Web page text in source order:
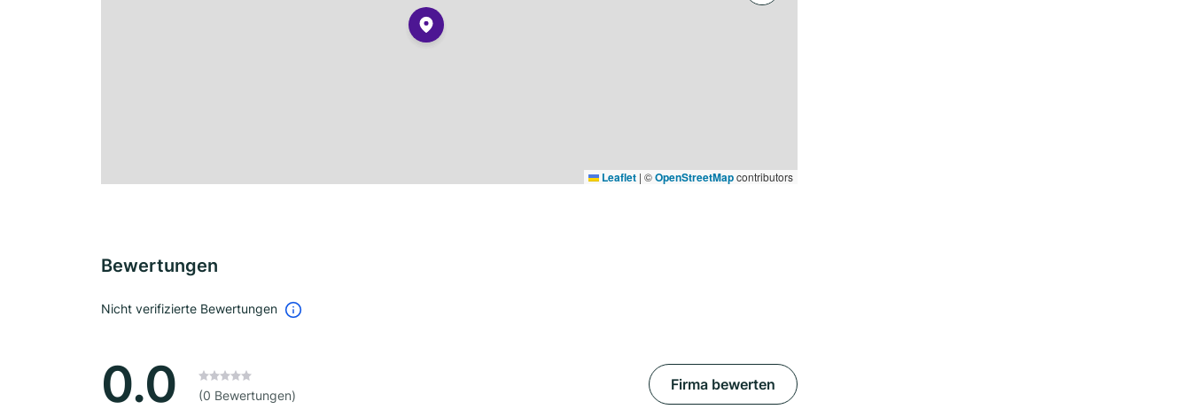
Leaflet | ©OpenStreetMapcontributors
Bewertungen
Nicht verifizierte Bewertungen
0.0 (0 Bewertungen)
Firma bewerten